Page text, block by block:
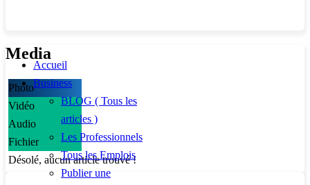
Media
Photo
Vidéo
Audio
Fichier
Désolé, aucun article trouvé !
Accueil
Business
BLOG ( Tous les
articles )
Les Professionnels
Tous les Emplois
Publier une